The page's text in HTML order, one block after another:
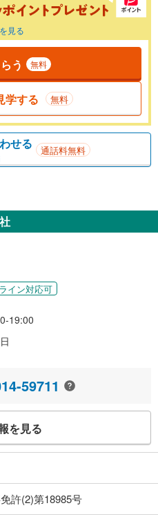
見る
う 無料
学する 無料
せる 通話料無料
イン対応可
19:00
59711
を見る
許(2)第18985号